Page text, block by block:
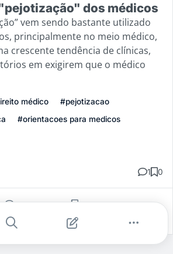
dos médicos
vem sendo bastante utilizado
principalmente no meio médico,
crescente tendência de clínicas,
em exigirem que o médico
médico
#pejotizacao
#orientacoes para medicos
1 0
Salvar